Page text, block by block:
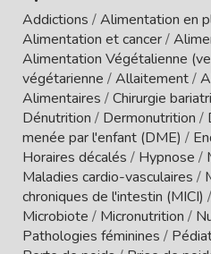
Addictions /Alimentation en
Alimentation et cancer/
Alimentation Végétalienne
végétarienne /Allaitement/
Alimentaires /Chirurgie
Dénutrition / Dermonutrition /
menée par l'enfant (DME) /
Horaires décalés / Hypnose /
Maladies cardio-vasculaires /
chroniques de l'intestin (MICI) /
Microbiote / Micronutrition /
Pathologies féminines /